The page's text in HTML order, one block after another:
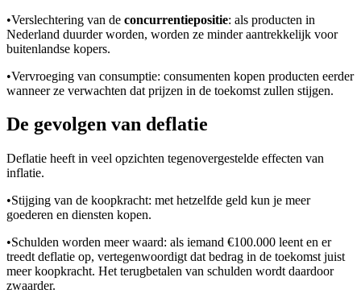
•Verslechtering van de concurrentiepositie: als producten in
Nederland duurder worden, worden ze minder aantrekkelijk voor
buitenlandse kopers.
•Vervroeging van consumptie: consumenten kopen producten eerder
wanneer ze verwachten dat prijzen in de toekomst zullen stijgen.
De gevolgen van deflatie
Deflatie heeft in veel opzichten tegenovergestelde effecten van
inflatie.
•Stijging van de koopkracht: met hetzelfde geld kun je meer
goederen en diensten kopen.
•Schulden worden meer waard: als iemand €100.000 leent en er
treedt deflatie op, vertegenwoordigt dat bedrag in de toekomst juist
meer koopkracht. Het terugbetalen van schulden wordt daardoor
zwaarder.